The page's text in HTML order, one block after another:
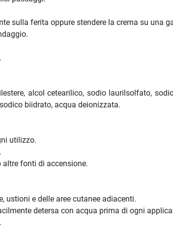
sulla ferita oppure stendere la crema su una
alcol cetearilico, sodio laurilsolfato,
biidrato, acqua deionizzata.
utilizzo.
altre fonti di accensione.
ustioni e delle aree cutanee adiacenti.
detersa con acqua prima di ogni